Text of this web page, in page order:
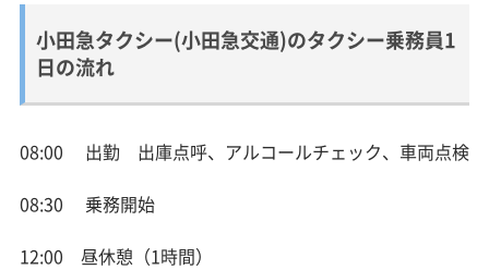
小田急タクシー(小田急交通)のタクシー乗務員1
日の流れ
08:00 出勤 出庫点呼、アルコールチェック、車両点検
08:30 乗務開始
12:00 昼休憩（1時間）